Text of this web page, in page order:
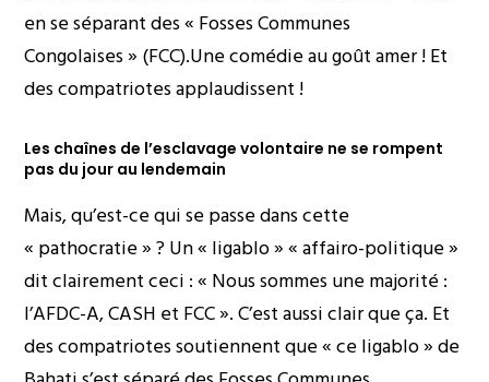
en se séparant des « Fosses Communes
Congolaises » (FCC).Une comédie au goût amer ! Et
des compatriotes applaudissent !
Les chaînes de l’esclavage volontaire ne se rompent
pas du jour au lendemain
Mais, qu’est-ce qui se passe dans cette
« pathocratie » ? Un « ligablo » « affairo-politique »
dit clairement ceci : « Nous sommes une majorité :
l’AFDC-A, CASH et FCC ». C’est aussi clair que ça. Et
des compatriotes soutiennent que « ce ligablo » de